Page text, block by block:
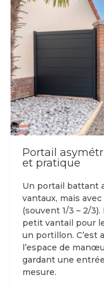
Portail
et pratique
Un portail battant
vantaux, mais
(souvent 1/3 – 2/
petit vantail pour
un portillon. C’est
l’espace de
gardant une
mesure.